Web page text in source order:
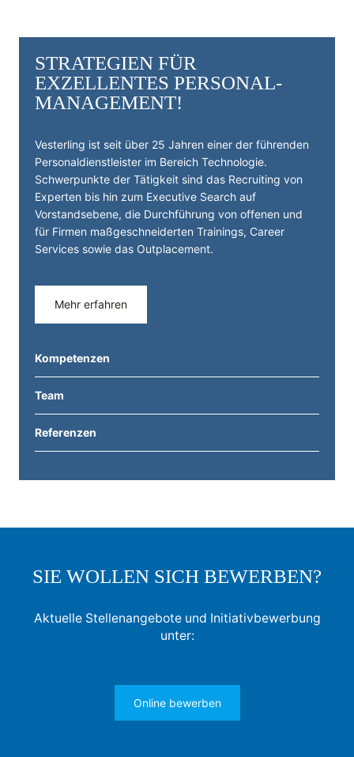
STRATEGIEN FÜR
EXZELLENTES PERSONAL­
MANAGEMENT!
Vesterling ist seit über 25 Jahren einer der führenden
Personal­dienst­leister im Bereich Technologie.
Schwerpunkte der Tätigkeit sind das Recruiting von
Experten bis hin zum Executive Search auf
Vorstandsebene, die Durchführung von offenen und
für Firmen maßgeschneiderten Trainings, Career
Services sowie das Outplacement.
Mehr erfahren
Kompetenzen
Team
Referenzen
SIE WOLLEN SICH BEWERBEN?
Aktuelle Stellenangebote und Initiativbewerbung
unter:
Online bewerben